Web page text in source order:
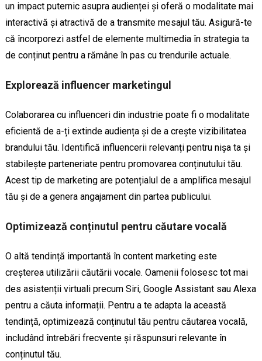
un impact puternic asupra audienței și oferă o modalitate mai
interactivă și atractivă de a transmite mesajul tău. Asigură-te
că încorporezi astfel de elemente multimedia în strategia ta
de conținut pentru a rămâne în pas cu trendurile actuale.
Explorează influencer marketingul
Colaborarea cu influenceri din industrie poate fi o modalitate
eficientă de a-ți extinde audiența și de a crește vizibilitatea
brandului tău. Identifică influencerii relevanți pentru nișa ta și
stabilește parteneriate pentru promovarea conținutului tău.
Acest tip de marketing are potențialul de a amplifica mesajul
tău și de a genera angajament din partea publicului.
Optimizează conținutul pentru căutare vocală
O altă tendință importantă în content marketing este
creșterea utilizării căutării vocale. Oamenii folosesc tot mai
des asistenții virtuali precum Siri, Google Assistant sau Alexa
pentru a căuta informații. Pentru a te adapta la această
tendință, optimizează conținutul tău pentru căutarea vocală,
includând întrebări frecvente și răspunsuri relevante în
conținutul tău.